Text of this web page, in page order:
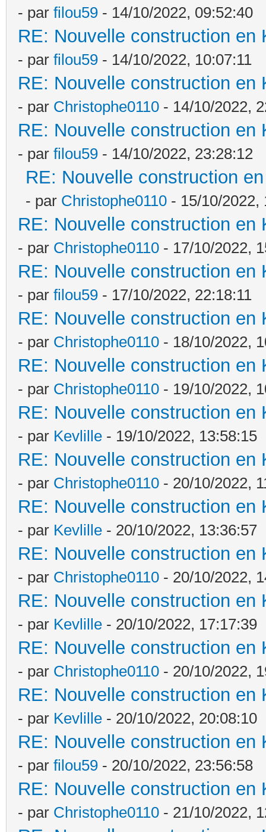
- par filou59 - 14/10/2022, 09:52:40
RE: Nouvelle construction
- par filou59 - 14/10/2022, 10:07:11
RE: Nouvelle construction
- par Christophe0110 - 14/10/2022,
RE: Nouvelle construction
- par filou59 - 14/10/2022, 23:28:12
RE: Nouvelle construction
- par Christophe0110 - 15/10/2022,
RE: Nouvelle construction
- par Christophe0110 - 17/10/2022,
RE: Nouvelle construction
- par filou59 - 17/10/2022, 22:18:11
RE: Nouvelle construction
- par Christophe0110 - 18/10/2022,
RE: Nouvelle construction
- par Christophe0110 - 19/10/2022,
RE: Nouvelle construction
- par Kevlille - 19/10/2022, 13:58:15
RE: Nouvelle construction
- par Christophe0110 - 20/10/2022,
RE: Nouvelle construction
- par Kevlille - 20/10/2022, 13:36:57
RE: Nouvelle construction
- par Christophe0110 - 20/10/2022,
RE: Nouvelle construction
- par Kevlille - 20/10/2022, 17:17:39
RE: Nouvelle construction
- par Christophe0110 - 20/10/2022,
RE: Nouvelle construction
- par Kevlille - 20/10/2022, 20:08:10
RE: Nouvelle construction
- par filou59 - 20/10/2022, 23:56:58
RE: Nouvelle construction
- par Christophe0110 - 21/10/2022,